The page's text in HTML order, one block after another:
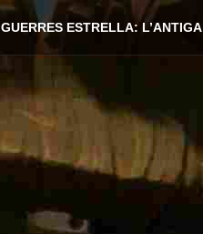
GUERRES ESTRELLA: